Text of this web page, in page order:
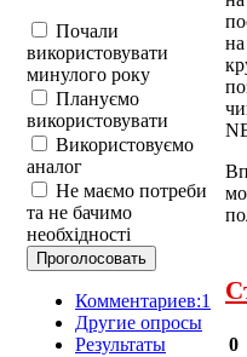
Почали
використовувати
минулого року
Плануємо
використовувати
Використовуємо
аналог
Не маємо потреби
та не бачимо
необхідності
Комментариев:1
Другие опросы
Результаты
0